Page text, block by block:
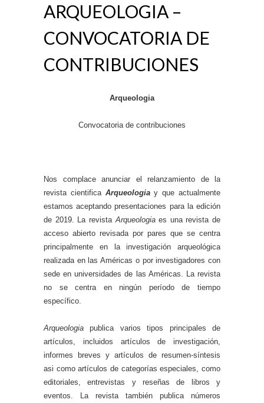
ARQUEOLOGIA –
CONVOCATORIA DE
CONTRIBUCIONES
Arqueologia
Convocatoria de contribuciones
Nos complace anunciar el relanzamiento de la
revista cientifica Arqueologiay que actualmente
estamos aceptando presentaciones para la edición
de 2019. La revistaArqueologiaes una revista de
acceso abierto revisada por pares que se centra
principalmente en la investigación arqueológica
realizada en las Américas o por investigadores con
sede en universidades de las Américas. La revista
no se centra en ningún período de tiempo
específico.
Arqueologia publica varios tipos principales de
artículos, incluidos artículos de investigación,
informes breves y artículos de resumen-síntesis
asi como artículos de categorías especiales, como
editoriales, entrevistas y reseñas de libros y
eventos. La revista también publica números